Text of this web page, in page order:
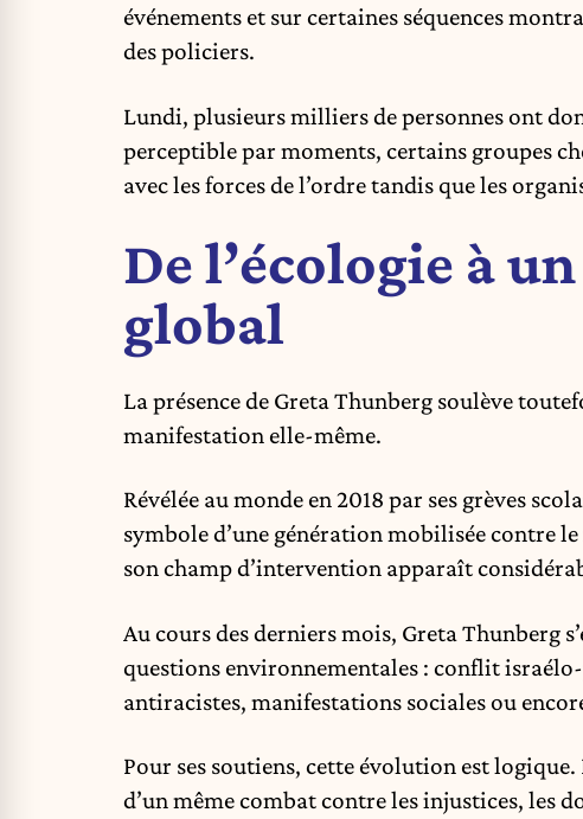
événements et sur certaines séquences
des policiers.
Lundi, plusieurs milliers de personnes ont
perceptible par moments, certains groupes
avec les forces de l’ordre tandis que les
De l’écologie à
global
La présence de Greta Thunberg soulève
manifestation elle-même.
Révélée au monde en 2018 par ses grèves
symbole d’une génération mobilisée contre
son champ d’intervention apparaît
Au cours des derniers mois, Greta Thunberg
questions environnementales : conflit
antiracistes, manifestations sociales ou
Pour ses soutiens, cette évolution est
d’un même combat contre les injustices, les